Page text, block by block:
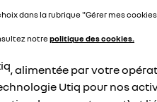
et cela depuis que j'ai
2j" ????
comment faire disparaitre
dans la rubrique "Gérer mes
notrepolitique des cookies.
, alimentée par votre
Utiq pour nos